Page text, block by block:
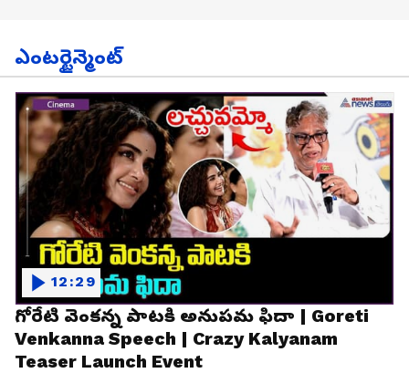
ఎంటర్టైన్మెంట్
గోరేటి వెంకన్న పాటకి అనుపమ ఫిదా | Goreti
Venkanna Speech | Crazy Kalyanam
Teaser Launch Event
12:29